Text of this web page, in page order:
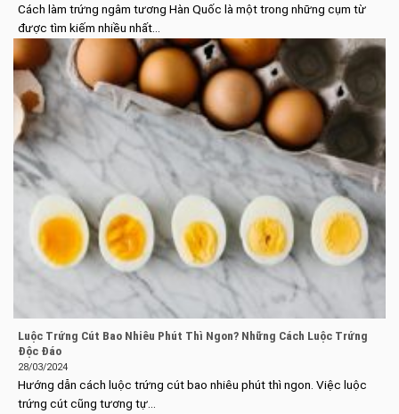
Cách làm trứng ngâm tương Hàn Quốc là một trong những cụm từ
được tìm kiếm nhiều nhất...
Luộc Trứng Cút Bao Nhiêu Phút Thì Ngon? Những Cách Luộc Trứng
Độc Đáo
28/03/2024
Hướng dẫn cách luộc trứng cút bao nhiêu phút thì ngon. Việc luộc
trứng cút cũng tương tự...